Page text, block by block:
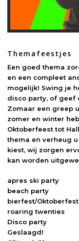
Themafeestjes
Een goed thema
en een compleet
mogelijk! Swing je
disco party, of geef
Zomaar een greep
zomer en winter
Oktoberfeest tot
thema en verheug
kiest, wij zorgen
kan worden
apres ski party
beach party
bierfest/Oktoberfest
roaring twenties
Disco party
Geslaagd!